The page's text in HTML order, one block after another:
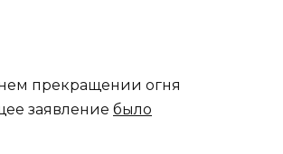
прекращении огня
заявление было